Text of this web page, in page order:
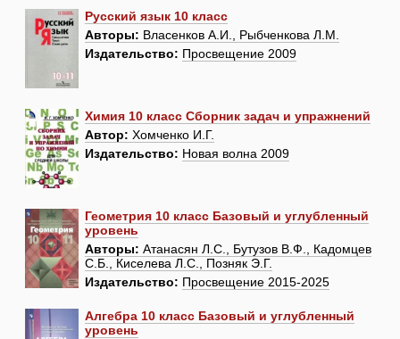
Русский язык 10 класс
Авторы: Власенков А.И., Рыбченкова Л.М.
Издательство: Просвещение 2009
Химия 10 класс Сборник задач и упражнений
Автор: Хомченко И.Г.
Издательство: Новая волна 2009
Геометрия 10 класс Базовый и углубленный
уровень
Авторы: Атанасян Л.С., Бутузов В.Ф., Кадомцев
С.Б., Киселева Л.С., Позняк Э.Г.
Издательство: Просвещение 2015-2025
Алгебра 10 класс Базовый и углубленный
уровень